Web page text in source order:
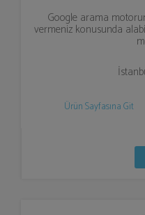
Google arama
vermeniz konusunda
Ürün Sayfasına Git